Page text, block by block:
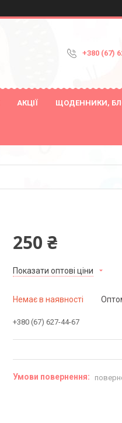
+380 (67)
АКЦІЇ ЩОДЕННИКИ,
250 ₴
Показати оптові ціни
Немає в наявності
+380 (67) 627-44-67